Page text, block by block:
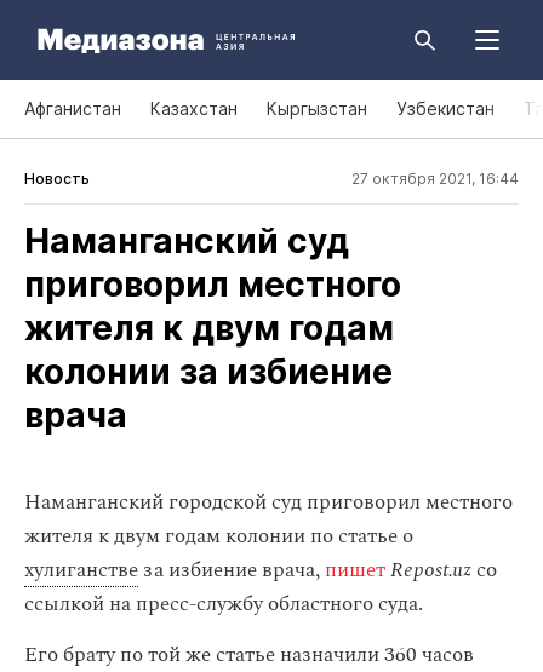
Афганистан Казахстан Кыргызстан Узбекистан
Новость 27 октября 2021, 16:44
Наманганский суд
приговорил местного
жителя к двум годам
колонии за избиение
врача
Наманганский городской суд приговорил местного
жителя к двум годам колонии по статье о
хулиганствеза избиение врача,пишетRepost.uzсо
ссылкой на пресс-службу областного суда.
Его брату по той же статье назначили 360 часов